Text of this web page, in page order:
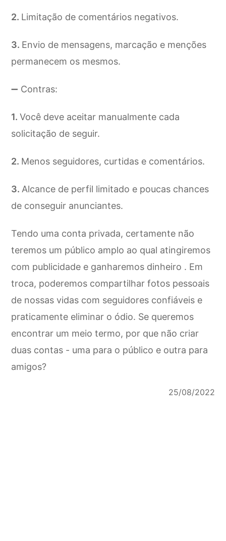
Limitação de comentários negativos.
Envio de mensagens, marcação e menções
permanecem os mesmos.
➖ Contras:
Você deve aceitar manualmente cada
solicitação de seguir.
Menos seguidores, curtidas e comentários.
Alcance de perfil limitado e poucas chances
de conseguir anunciantes.
Tendo uma conta privada, certamente não
teremos um público amplo ao qual atingiremos
com publicidade e ganharemos dinheiro . Em
troca, poderemos compartilhar fotos pessoais
de nossas vidas com seguidores confiáveis ​​e
praticamente eliminar o ódio. Se queremos
encontrar um meio termo, por que não criar
duas contas - uma para o público e outra para
amigos?
25/08/2022